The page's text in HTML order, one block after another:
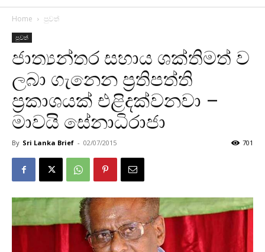
Home පුවත්
පුවත්
ජාත්‍යන්තර සහාය ශක්තිමත් ව
ලබා ගැනෙන ප්‍රතිපත්ති
ප්‍රකාශයක් එළිදක්වනවා –
මාවයි සේනාධිරාජා
By Sri Lanka Brief - 02/07/2015 701